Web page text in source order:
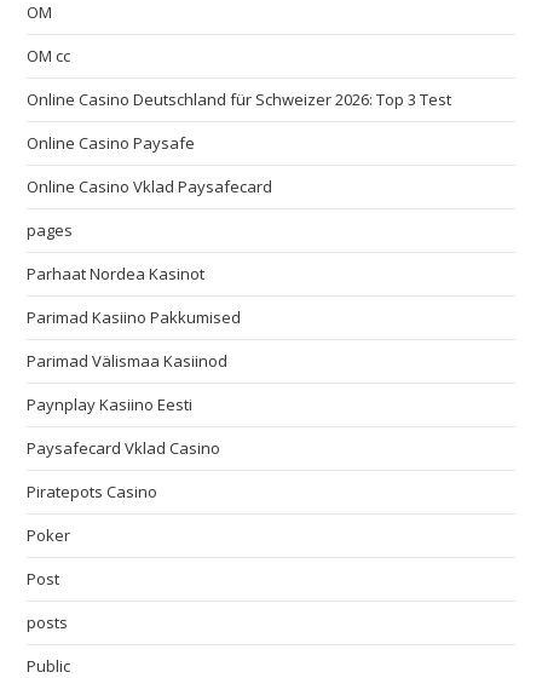
OM
OM cc
Online Casino Deutschland für Schweizer 2026: Top 3 Test
Online Casino Paysafe
Online Casino Vklad Paysafecard
pages
Parhaat Nordea Kasinot
Parimad Kasiino Pakkumised
Parimad Välismaa Kasiinod
Paynplay Kasiino Eesti
Paysafecard Vklad Casino
Piratepots Casino
Poker
Post
posts
Public